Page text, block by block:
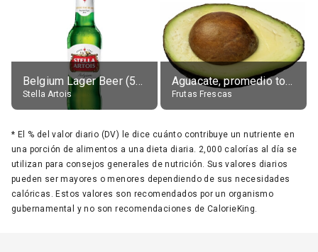
Belgium Lager Beer (5% alc.)
Stella Artois
Aguacate, promedio todos variedades, crudo
Frutas Frescas
* El % del valor diario (DV) le dice cuánto contribuye un nutriente en
una porción de alimentos a una dieta diaria. 2,000 calorías al día se
utilizan para consejos generales de nutrición. Sus valores diarios
pueden ser mayores o menores dependiendo de sus necesidades
calóricas. Estos valores son recomendados por un organismo
gubernamental y no son recomendaciones de CalorieKing.